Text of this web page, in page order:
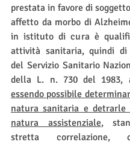
prestata in favore di
affetto da morbo di
in istituto di cura è
attività sanitaria, quindi di
del Servizio Sanitario
della L. n. 730 del 1983,
essendo possibile
natura sanitaria e
natura assistenziale,
stretta correlazione,